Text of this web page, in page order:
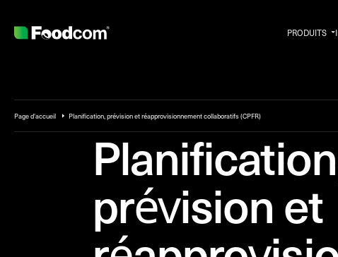
Page d'accueil Planification, prévision et réapprovisionnement collaboratifs (CPFR)
prévision et
PRODUITS